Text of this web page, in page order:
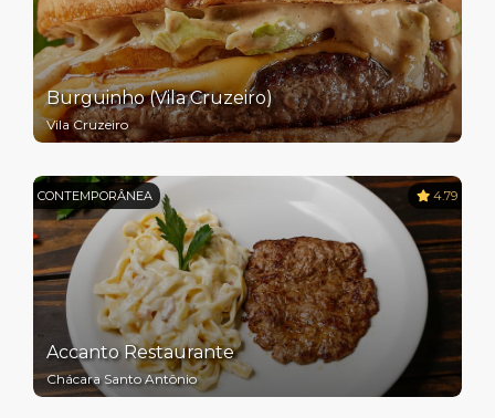
Burguinho (Vila Cruzeiro)
Vila Cruzeiro
CONTEMPORÂNEA 4.79
Accanto Restaurante
Chácara Santo Antônio